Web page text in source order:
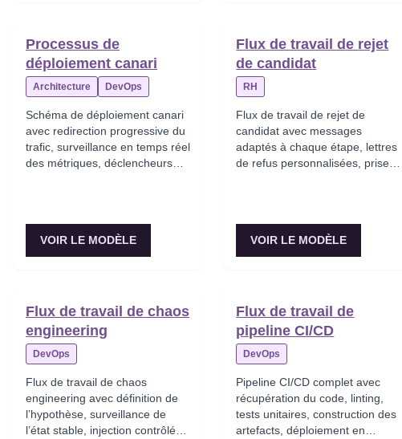
Processus de
déploiement canari
Architecture DevOps
Schéma de déploiement canari
avec redirection progressive du
trafic, surveillance en temps réel
des métriques, déclencheurs
VOIR LE MODÈLE
Flux de travail de rejet
de candidat
RH
Flux de travail de rejet de
candidat avec messages
adaptés à chaque étape, lettres
de refus personnalisées, prise
feedback sur l’expérience
candidat.
VOIR LE MODÈLE
Flux de travail de chaos
engineering
DevOps
Flux de travail de chaos
engineering avec définition de
l’hypothèse, surveillance de
l’état stable, injection contrôlée
Flux de travail de
pipeline CI/CD
DevOps
Pipeline CI/CD complet avec
récupération du code, linting,
tests unitaires, construction des
artefacts, déploiement en